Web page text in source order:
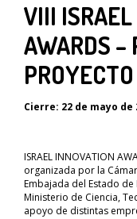
VIII
AWARDS –
Cierre: 22 de mayo de
ISRAEL INNOVATION
organizada por la
Embajada del Estado
Ministerio de Ciencia,
apoyo de distintas